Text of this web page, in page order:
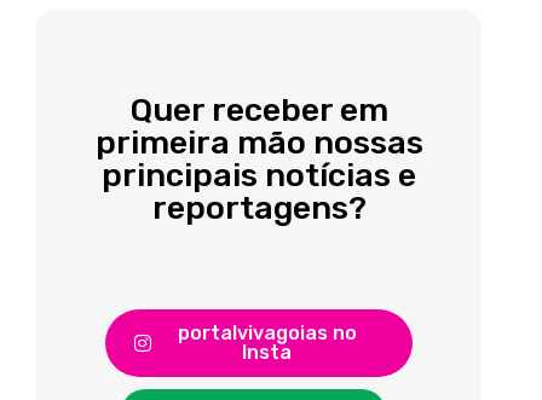
Quer receber em
primeira mão nossas
principais notícias e
reportagens?
portalvivagoias no
Insta